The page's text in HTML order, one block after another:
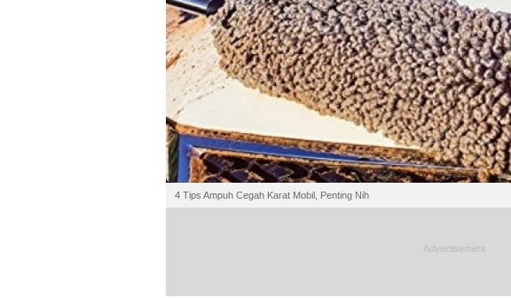
4 Tips Ampuh Cegah Karat Mobil, Penting Nih